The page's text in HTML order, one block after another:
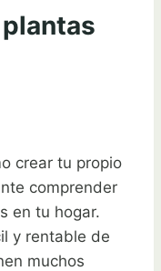
crear tu propio
comprender
en tu hogar.
y rentable de
muchos